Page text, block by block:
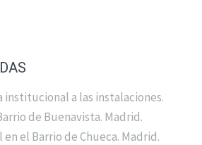
institucional a las instalaciones.
de Buenavista. Madrid.
el Barrio de Chueca. Madrid.